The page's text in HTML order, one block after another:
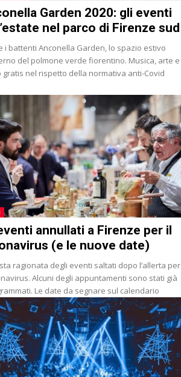
Garden 2020: gli eventi
nel parco di Firenze sud
i battenti Anconella Garden, lo spazio estivo
del polmone verde fiorentino. Musica, arte e
gratis nel rispetto della normativa anti-Covid
annullati a Firenze per il
(e le nuove date)
ragionata degli eventi saltati dopo l’allerta per
Alcuni degli appuntamenti sono stati già
Le date da segnare sul calendario